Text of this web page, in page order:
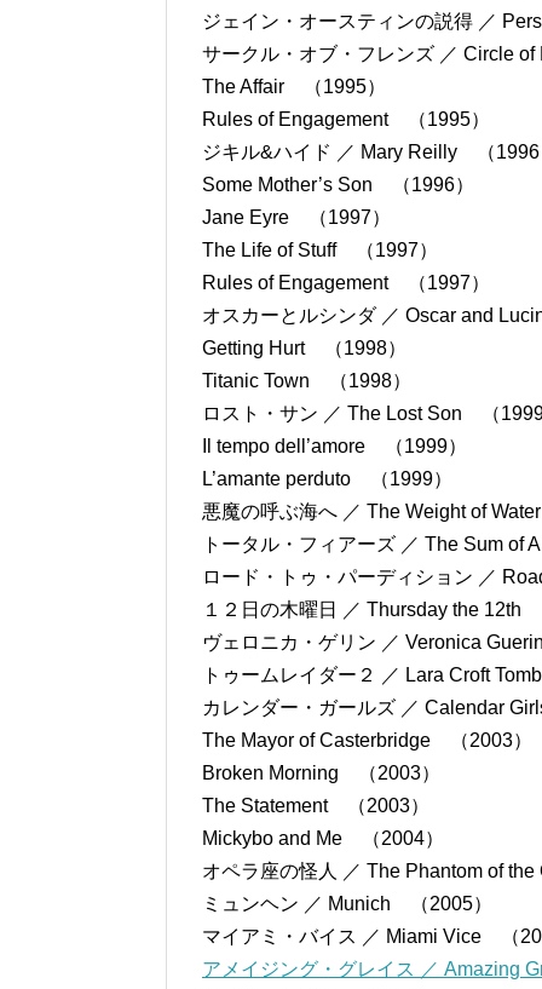
ジェイン・オースティンの説得 ／
サークル・オブ・フレンズ ／ Circle
The Affair （1995）
Rules of Engagement （1995）
ジキル&ハイド ／ Mary Reilly （
Some Mother’s Son （1996）
Jane Eyre （1997）
The Life of Stuff （1997）
Rules of Engagement （1997）
オスカーとルシンダ ／ Oscar and
Getting Hurt （1998）
Titanic Town （1998）
ロスト・サン ／ The Lost Son （
Il tempo dell’amore （1999）
L’amante perduto （1999）
悪魔の呼ぶ海へ ／ The Weight of
トータル・フィアーズ ／ The Sum
ロード・トゥ・パーディション ／
１２日の木曜日 ／ Thursday the 12th
ヴェロニカ・ゲリン ／ Veronica
トゥームレイダー２ ／ Lara Croft
カレンダー・ガールズ ／ Calendar
The Mayor of Casterbridge （2003）
Broken Morning （2003）
The Statement （2003）
Mickybo and Me （2004）
オペラ座の怪人 ／ The Phantom of
ミュンヘン ／ Munich （2005）
マイアミ・バイス ／ Miami Vice （
アメイジング・グレイス ／ Amazing